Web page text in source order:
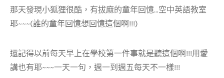
那天發現小狐狸很酷，有拔麻的童年回憶…空中英語教室
耶~~~(誰的童年回憶想回憶這個啊!!!)
還記得以前每天早上在學校第一件事就是聽這個啊!!!用愛
講也有耶~~~一天一句，週一到週五每天不一樣!!!